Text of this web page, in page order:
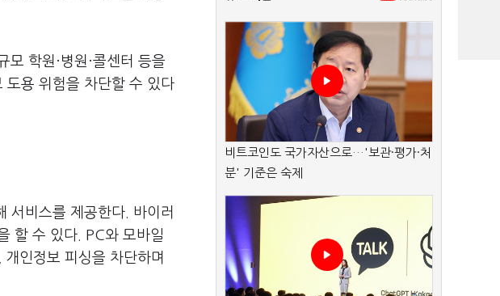
학원·병원·콜센터 등을
도용 위험을 차단할 수 있다
서비스를 제공한다. 바이러
할 수 있다. PC와 모바일
인정보 피싱을 차단하며
비트코인도 국가자산으로…'보관·평가·처
분' 기준은 숙제